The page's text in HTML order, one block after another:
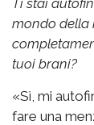
mondo della
tuoi brani?
«Sì, mi
fare una